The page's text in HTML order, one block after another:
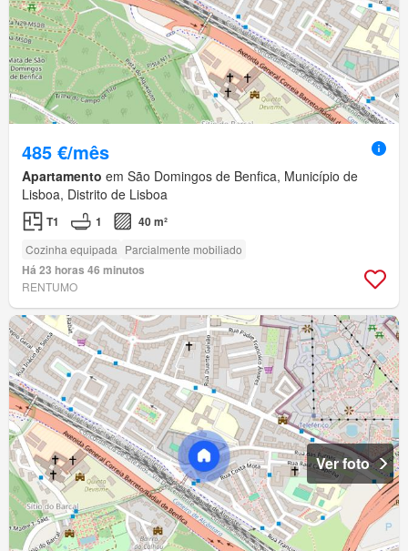
485 €/mês
Apartamento em São Domingos de Benfica, Município de
Lisboa, Distrito de Lisboa
T1 1 40 m²
Cozinha equipada Parcialmente mobiliado
Há 23 horas 46 minutos
RENTUMO
Ver foto